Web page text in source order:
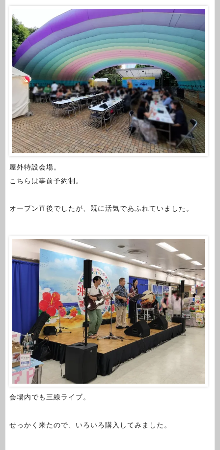
屋外特設会場。
こちらは事前予約制。
オープン直後でしたが、既に活気であふれていました。
会場内でも三線ライブ。
せっかく来たので、いろいろ購入してみました。